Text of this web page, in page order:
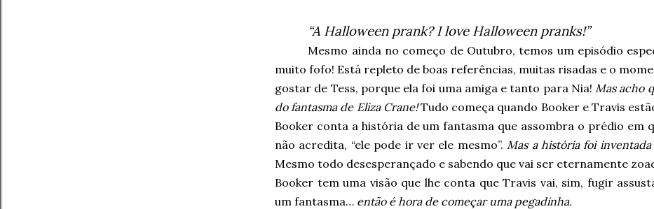
“A Halloween prank? I love Halloween pranks!”
Mesmo ainda no começo de Outubro, temos um episódio
muito fofo! Está repleto de boas referências, muitas risadas e o
gostar de Tess, porque ela foi uma amiga e tanto para Nia!Mas acho
do fantasma de Eliza Crane!Tudo começa quando Booker e Travis
Booker conta a história de um fantasma que assombra o prédio em
não acredita, “ele pode ir ver ele mesmo”.Mas a história foi
Mesmo todo desesperançado e sabendo que vai ser eternamente
Booker tem uma visão que lhe conta que Travis vai, sim, fugir
um fantasma… então é hora de começar uma pegadinha.